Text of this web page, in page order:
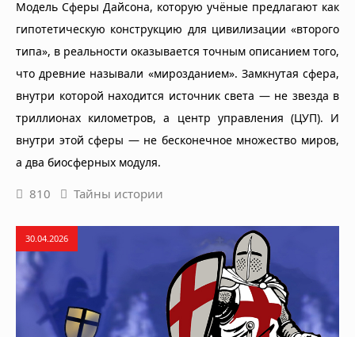
Модель Сферы Дайсона, которую учёные предлагают как
гипотетическую конструкцию для цивилизации «второго
типа», в реальности оказывается точным описанием того,
что древние называли «мирозданием». Замкнутая сфера,
внутри которой находится источник света — не звезда в
триллионах километров, а центр управления (ЦУП). И
внутри этой сферы — не бесконечное множество миров,
а два биосферных модуля.
810 Тайны истории
30.04.2026